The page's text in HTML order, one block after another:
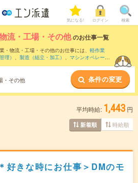
気になる! ログイン 検索
流・工場・その他のお仕事一覧
物流・工場・その他のお仕事には、 軽作業
理） 、 製造（組立・加工） 、 マシンオペレータ
・その他 条件の変更
平均時給: 1,443 円
新着順 時給順
好きな時にお仕事＞DMのモ